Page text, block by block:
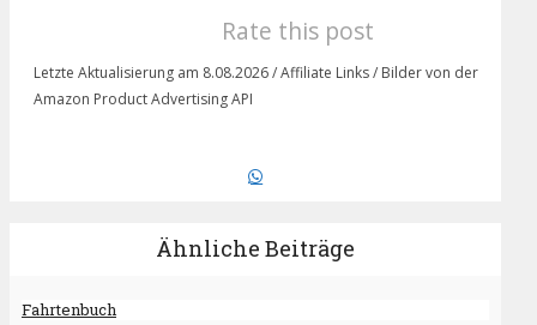
Rate this post
Letzte Aktualisierung am 8.08.2026 / Affiliate Links / Bilder von der
Amazon Product Advertising API
Ähnliche Beiträge
Fahrtenbuch